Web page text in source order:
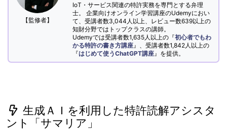
【監修者】
IoT・サービス関連の特許実務を専門とする弁理
士。 企業向けオンライン学習講座のUdemyにおい
て、受講者数3,044人以上、レビュー数639以上の
知財分野ではトップクラスの講師。
Udemyでは受講者数1,635人以上の『初心者でもわ
かる特許の書き方講座 』、受講者数1,842人以上の
『はじめて使うChatGPT講座 』を提供。
生成ＡＩを利用した特許読解アシスタ
ント「サマリア」